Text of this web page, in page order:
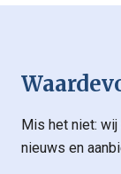
Mis het niet:
nieuws en